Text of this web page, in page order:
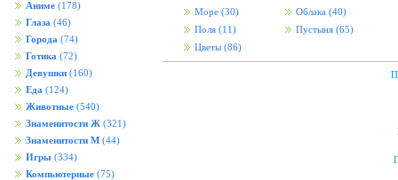
Аниме (178)
Глаза (46)
Города (74)
Готика (72)
Девушки (160)
Еда (124)
Животные (540)
Знаменитости Ж (321)
Знаменитости М (44)
Игры (334)
Компьютерные (75)
Море (30) Облака (40)
Поля (11) Пустыня (65)
Цветы (86)